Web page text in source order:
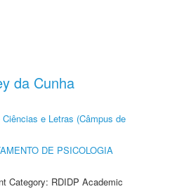
da Cunha
Ciências e Letras (Câmpus de
DE PSICOLOGIA
Category: RDIDP Academic